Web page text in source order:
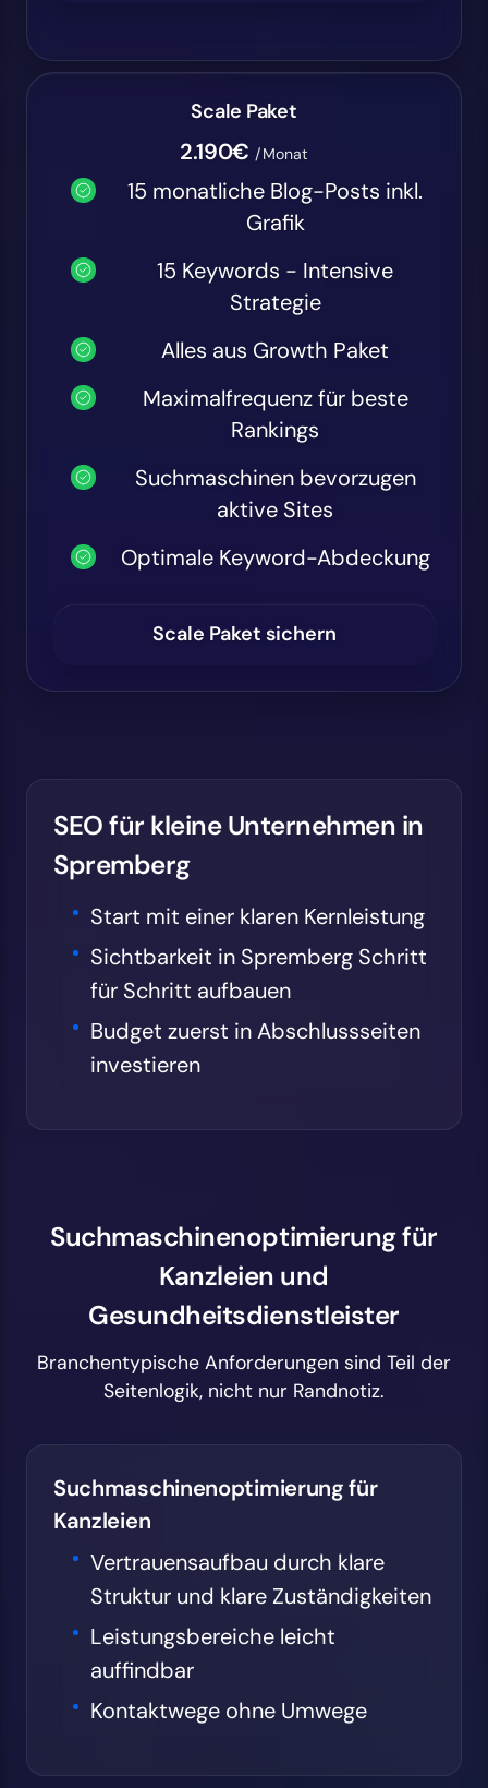
Scale Paket
2.190€ /Monat
15 monatliche Blog-Posts inkl.
Grafik
15 Keywords - Intensive
Strategie
Alles aus Growth Paket
Maximalfrequenz für beste
Rankings
Suchmaschinen bevorzugen
aktive Sites
Optimale Keyword-Abdeckung
Scale Paket sichern
SEO für kleine Unternehmen in
Spremberg
Start mit einer klaren Kernleistung
Sichtbarkeit in Spremberg Schritt
für Schritt aufbauen
Budget zuerst in Abschlussseiten
investieren
Suchmaschinenoptimierung für
Kanzleien und
Gesundheitsdienstleister
Branchentypische Anforderungen sind Teil der
Seitenlogik, nicht nur Randnotiz.
Suchmaschinenoptimierung für
Kanzleien
Vertrauensaufbau durch klare
Struktur und klare Zuständigkeiten
Leistungsbereiche leicht
auffindbar
Kontaktwege ohne Umwege